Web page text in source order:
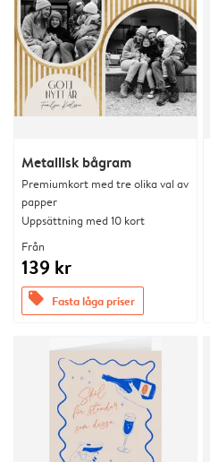
Metallisk bågram
Premiumkort med tre olika val av
papper
Uppsättning med 10 kort
Från
139 kr
offers Fasta låga priser